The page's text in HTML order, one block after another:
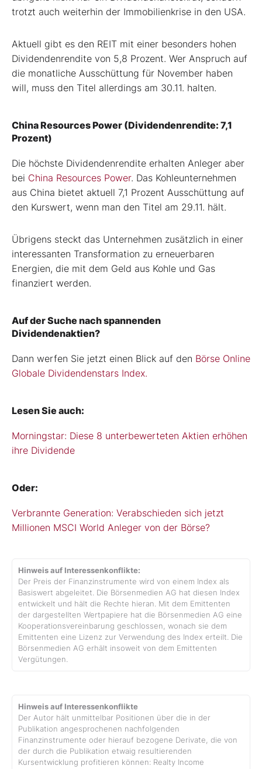
trotzt auch weiterhin der Immobilienkrise in den USA.
Aktuell gibt es den REIT mit einer besonders hohen
Dividendenrendite von 5,8 Prozent. Wer Anspruch auf
die monatliche Ausschüttung für November haben
will, muss den Titel allerdings am 30.11. halten.
China Resources Power (Dividendenrendite: 7,1
Prozent)
Die höchste Dividendenrendite erhalten Anleger aber
bei China Resources Power. Das Kohleunternehmen
aus China bietet aktuell 7,1 Prozent Ausschüttung auf
den Kurswert, wenn man den Titel am 29.11. hält.
Übrigens steckt das Unternehmen zusätzlich in einer
interessanten Transformation zu erneuerbaren
Energien, die mit dem Geld aus Kohle und Gas
finanziert werden.
Auf der Suche nach spannenden
Dividendenaktien?
Dann werfen Sie jetzt einen Blick auf den Börse Online
Globale Dividendenstars Index.
Lesen Sie auch:
Morningstar: Diese 8 unterbewerteten Aktien erhöhen
ihre Dividende
Oder:
Verbrannte Generation: Verabschieden sich jetzt
Millionen MSCI World Anleger von der Börse?
Hinweis auf Interessenkonflikte:
Der Preis der Finanzinstrumente wird von einem Index als
Basiswert abgeleitet. Die Börsenmedien AG hat diesen Index
entwickelt und hält die Rechte hieran. Mit dem Emittenten
der dargestellten Wertpapiere hat die Börsenmedien AG eine
Kooperationsvereinbarung geschlossen, wonach sie dem
Emittenten eine Lizenz zur Verwendung des Index erteilt. Die
Börsenmedien AG erhält insoweit von dem Emittenten
Vergütungen.
Hinweis auf Interessenkonflikte
Der Autor hält unmittelbar Positionen über die in der
Publikation angesprochenen nachfolgenden
Finanzinstrumente oder hierauf bezogene Derivate, die von
der durch die Publikation etwaig resultierenden
Kursentwicklung profitieren können: Realty Income